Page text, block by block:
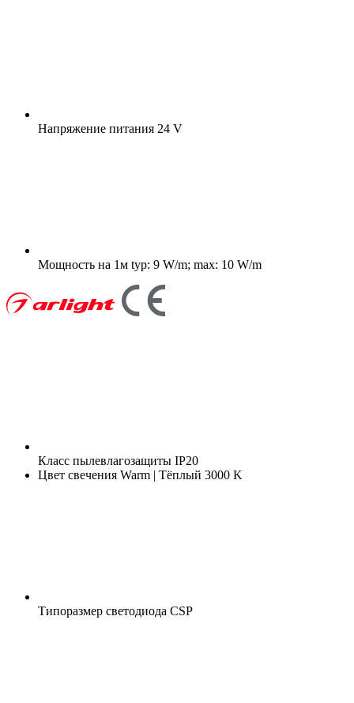
Напряжение питания 24 V
Мощность на 1м typ: 9 W/m; max: 10 W/m
Класс пылевлагозащиты IP20
Цвет свечения Warm | Тёплый 3000 K
Типоразмер светодиода CSP